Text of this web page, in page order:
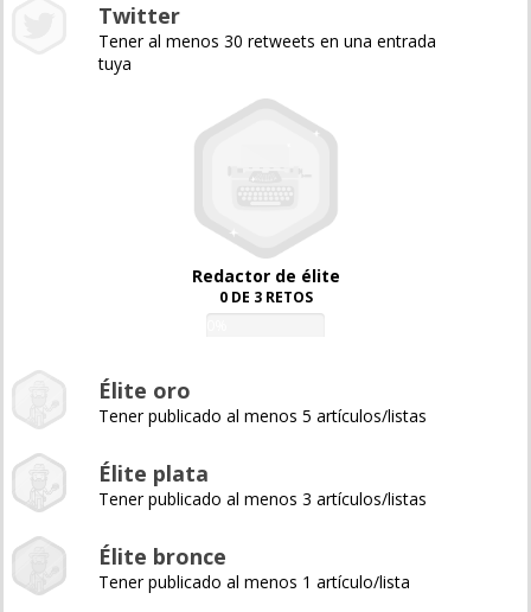
Twitter
Tener al menos 30 retweets en una entrada
tuya
Redactor de élite
0 DE 3 RETOS
Élite oro
Tener publicado al menos 5 artículos/listas
Élite plata
Tener publicado al menos 3 artículos/listas
Élite bronce
Tener publicado al menos 1 artículo/lista